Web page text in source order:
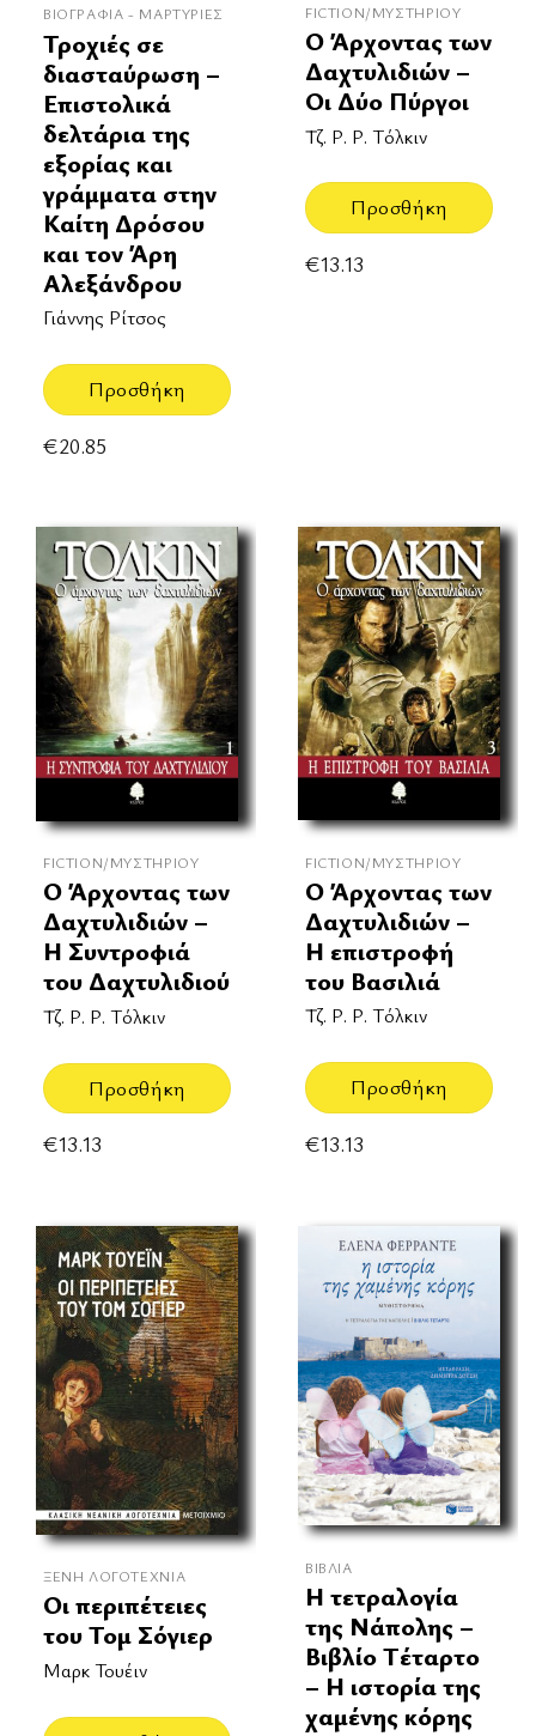
ΒΙΟΓΡΑΦΊΑ - ΜΑΡΤΥΡΊΕΣ
Τροχιές σε
διασταύρωση –
Επιστολικά
δελτάρια της
εξορίας και
γράμματα στην
Καίτη Δρόσου
και τον Άρη
Αλεξάνδρου
Γιάννης Ρίτσος
Προσθήκη
€20.85
FICTION/ΜΥΣΤΗΡΊΟΥ
Ο Άρχοντας των
Δαχτυλιδιών –
Οι Δύο Πύργοι
Τζ. Ρ. Ρ. Τόλκιν
Προσθήκη
€13.13
FICTION/ΜΥΣΤΗΡΊΟΥ
Ο Άρχοντας των
Δαχτυλιδιών –
Η Συντροφιά
του Δαχτυλιδιού
Τζ. Ρ. Ρ. Τόλκιν
Προσθήκη
€13.13
FICTION/ΜΥΣΤΗΡΊΟΥ
Ο Άρχοντας των
Δαχτυλιδιών –
Η επιστροφή
του Βασιλιά
Τζ. Ρ. Ρ. Τόλκιν
Προσθήκη
€13.13
ΞΈΝΗ ΛΟΓΟΤΕΧΝΊΑ
Οι περιπέτειες
του Τομ Σόγιερ
Μαρκ Τουέιν
ΒΙΒΛΊΑ
Η τετραλογία
της Νάπολης –
Βιβλίο Τέταρτο
– Η ιστορία της
χαμένης κόρης